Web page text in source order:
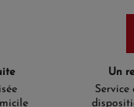
Un